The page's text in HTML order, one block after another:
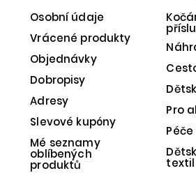
Osobní údaje
Vrácené produkty
Objednávky
Dobropisy
Adresy
Slevové kupóny
Mé seznamy
oblíbených
produktů
Pro
textil